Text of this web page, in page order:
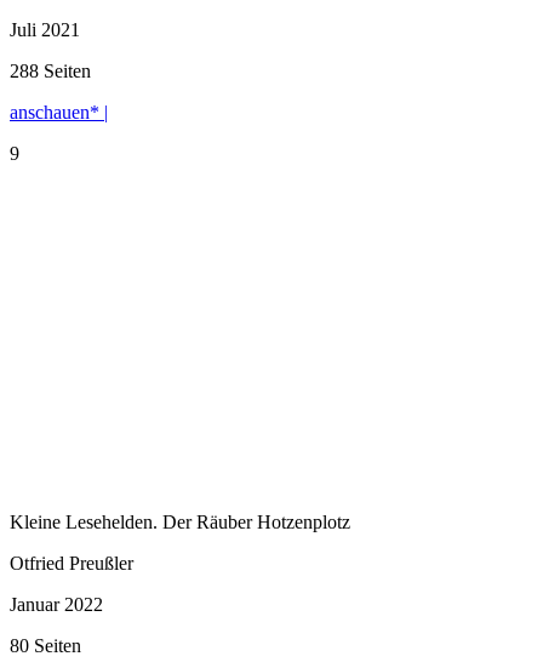
Juli 2021
288 Seiten
anschauen* |
9
Kleine Lesehelden. Der Räuber Hotzenplotz
Otfried Preußler
Januar 2022
80 Seiten